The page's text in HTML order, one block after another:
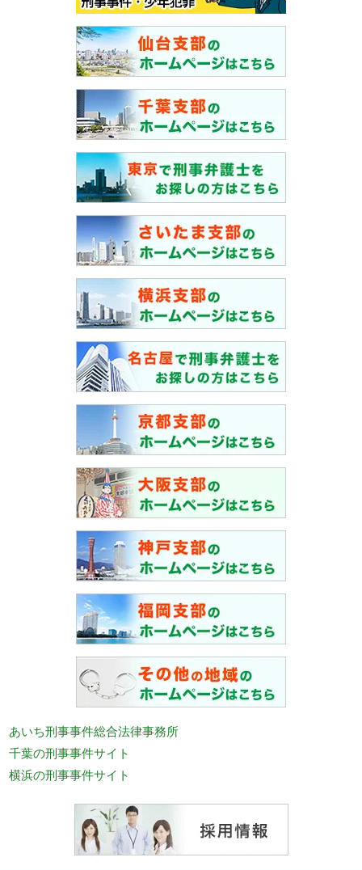
あいち刑事事件総合法律事務所
千葉の刑事事件サイト
横浜の刑事事件サイト